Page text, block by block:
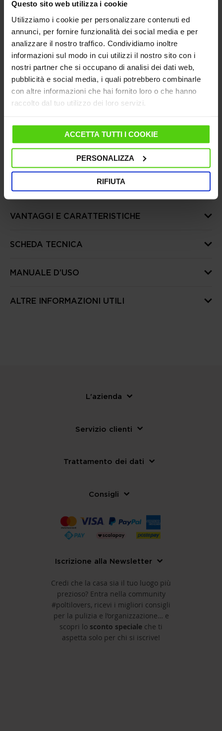
Questo sito web utilizza i cookie
Utilizziamo i cookie per personalizzare contenuti ed
annunci, per fornire funzionalità dei social media e per
analizzare il nostro traffico. Condividiamo inoltre
informazioni sul modo in cui utilizzi il nostro sito con i
nostri partner che si occupano di analisi dei dati web,
pubblicità e social media, i quali potrebbero combinarle
con altre informazioni che hai fornito loro o che hanno
raccolto dal tuo utilizzo dei loro servizi.
ACCETTA TUTTI I COOKIE
PERSONALIZZA
RIFIUTA
Consegna Gratuitasopra i 99€
Garanzia legale2 anni
(1 anno per ricondizionati)
Hai bisogno di aiuto?Consulta le nostre
domande frequenti o visita la pagina del
Dal 10 al 14 agosto le spedizioni saranno sospese,
riprenderanno regolarmente dal 17 agosto
DETTAGLI PRODOTTO
VANTAGGI E CARATTERISTICHE
SCHEDA TECNICA
MANUALE D’USO
ALTRE INFORMAZIONI UTILI
L'azienda
Servizio clienti
Trattamento dei dati
Consigli
Iscrizione alla Newsletter
Credi che la casa sia il tuo luogo più
prezioso? Entra nella community
#poltilovers, ricevi i migliori consigli
per la pulizia e l’organizzazione… e
scopri lo sconto speciale che ti
aspetta solo per chi si iscrive!